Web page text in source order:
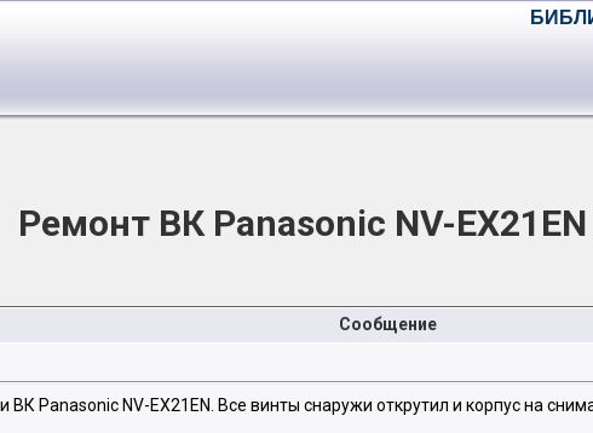
Ремонт ВК Panasonic NV-EX21EN
Сообщение
Panasonic NV-EX21EN. Все винты снаружи открутил и корпус на